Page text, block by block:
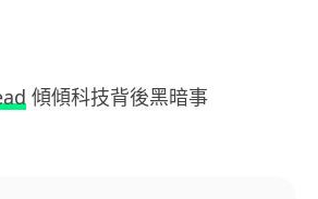
傾傾科技背後黑暗事